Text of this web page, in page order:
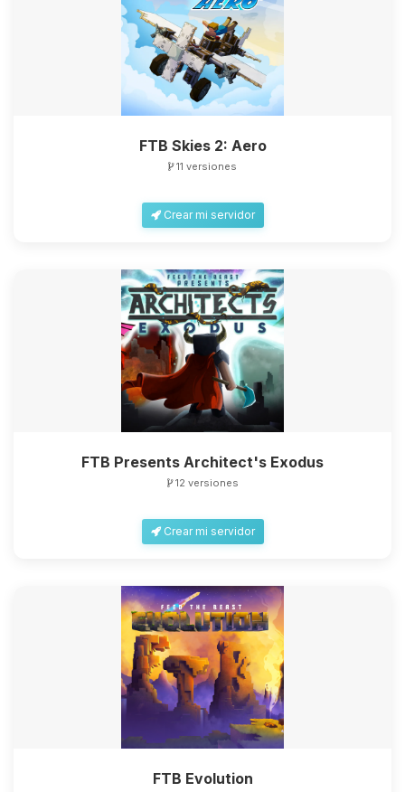
FTB Skies 2: Aero
11 versiones
Crear mi servidor
FTB Presents Architect's Exodus
12 versiones
Crear mi servidor
FTB Evolution